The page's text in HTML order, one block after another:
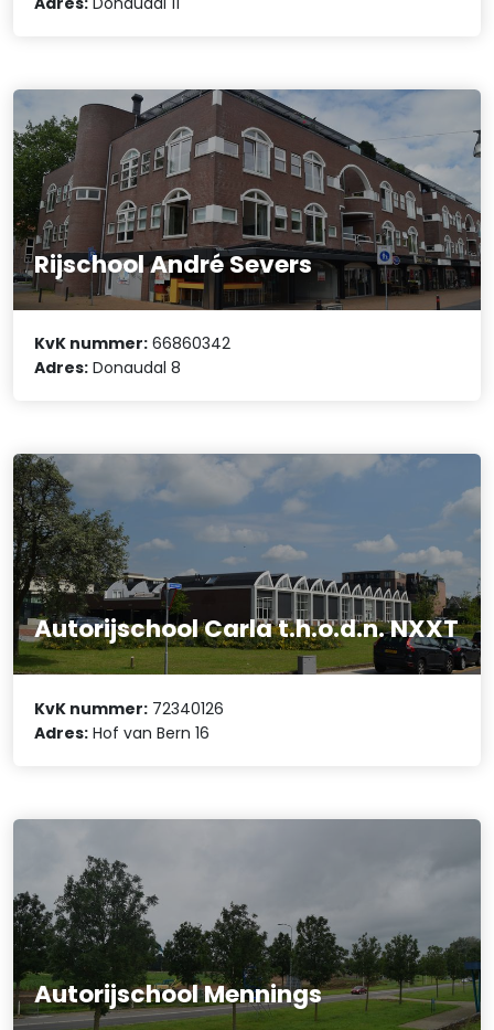
Rijschool André Severs
KvK nummer: 66860342
Adres: Donaudal 8
Autorijschool Carla t.h.o.d.n. NXXT
KvK nummer: 72340126
Adres: Hof van Bern 16
Autorijschool Mennings